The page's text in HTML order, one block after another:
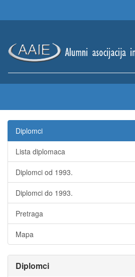
Diplomci
Lista diplomaca
Diplomci od 1993.
Diplomci do 1993.
Pretraga
Mapa
Diplomci